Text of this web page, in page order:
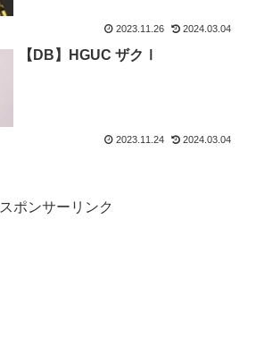
2023.11.26 2024.03.04
【DB】HGUC ザクⅠ
2023.11.24 2024.03.04
スポンサーリンク